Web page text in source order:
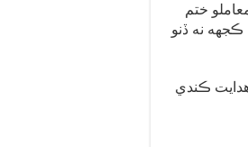
ختم
نه ڏنو
ڪندي